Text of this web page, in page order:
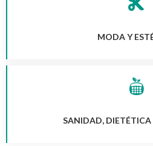
MODA Y
SANIDAD,